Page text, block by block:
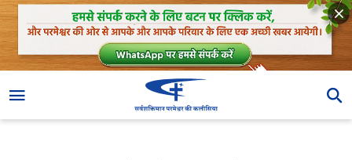
375 सच्चे मार्ग की तलाश के सिद्धांत